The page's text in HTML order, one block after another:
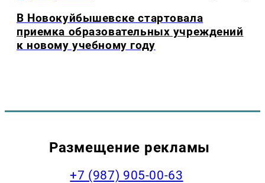
В Новокуйбышевске стартовала
приемка образовательных учреждений
к новому учебному году
Размещение рекламы
+7 (987) 905-00-63